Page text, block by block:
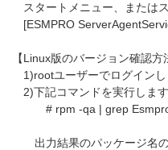
スタートメニュー、またはス
[ESMPRO
【Linux版のバージョン確認方
1)rootユーザーでログインし
2)下記コマンドを実行しま
# rpm -qa | grep
出力結果のパッケージ名の